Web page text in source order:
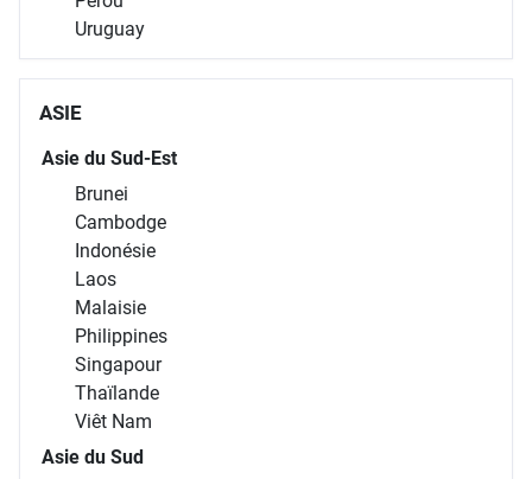
Uruguay
ASIE
Asie du Sud-Est
Brunei
Cambodge
Indonésie
Laos
Malaisie
Philippines
Singapour
Thaïlande
Viêt Nam
Asie du Sud